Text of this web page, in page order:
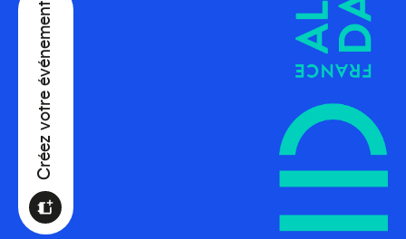
Créez votre événement